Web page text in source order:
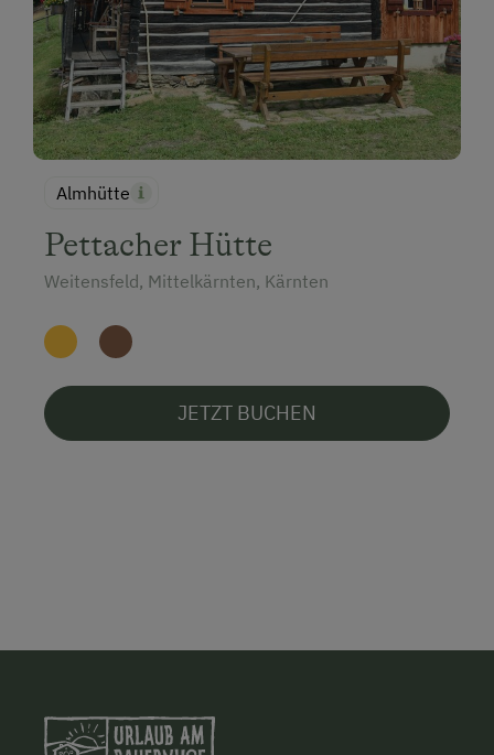
Almhütte
Pettacher Hütte
Weitensfeld, Mittelkärnten, Kärnten
JETZT BUCHEN